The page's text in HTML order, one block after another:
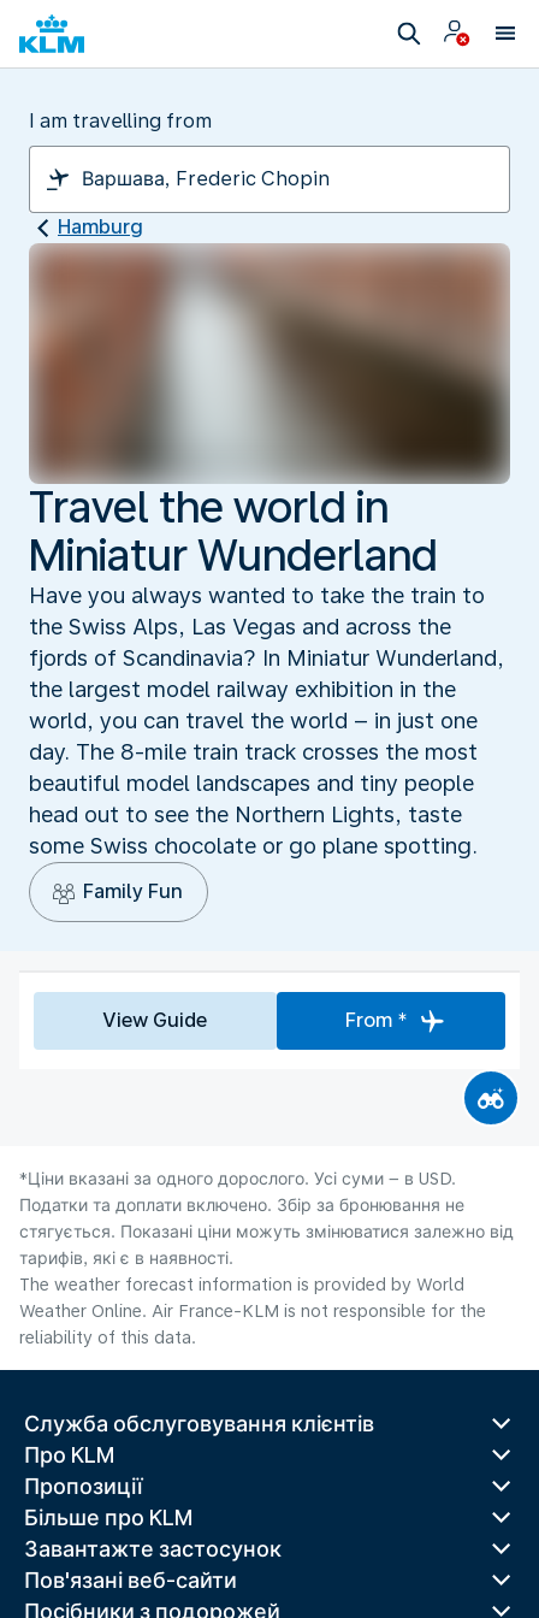
I am travelling from
Hamburg
Travel the world in
Miniatur Wunderland
Have you always wanted to take the train to
the Swiss Alps, Las Vegas and across the
fjords of Scandinavia? In Miniatur Wunderland,
the largest model railway exhibition in the
world, you can travel the world – in just one
day. The 8-mile train track crosses the most
beautiful model landscapes and tiny people
head out to see the Northern Lights, taste
some Swiss chocolate or go plane spotting.
Family Fun
View Guide From *
*Ціни вказані за одного дорослого. Усі суми – в USD.
Податки та доплати включено. Збір за бронювання не
стягується. Показані ціни можуть змінюватися залежно від
тарифів, які є в наявності.
The weather forecast information is provided by World
Weather Online. Air France-KLM is not responsible for the
reliability of this data.
Служба обслуговування клієнтів
Про KLM
Пропозиції
Більше про KLM
Завантажте застосунок
Пов'язані веб-сайти
Посібники з подорожей